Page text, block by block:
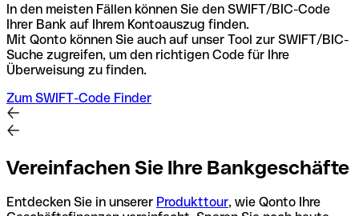
In den meisten Fällen können Sie den SWIFT/BIC-Code
Ihrer Bank auf Ihrem Kontoauszug finden.
Mit Qonto können Sie auch auf unser Tool zur SWIFT/BIC-
Suche zugreifen, um den richtigen Code für Ihre
Überweisung zu finden.
Zum SWIFT-Code Finder
Vereinfachen Sie Ihre Bankgeschäfte
Entdecken Sie in unserer Produkttour, wie Qonto Ihre